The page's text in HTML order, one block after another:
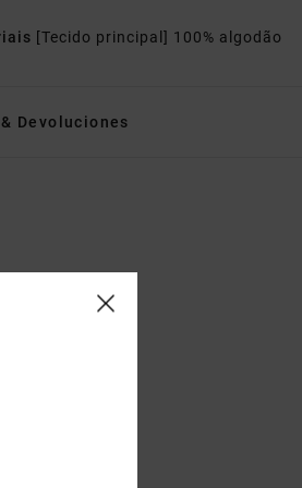
[Tecido principal] 100% algodão
Devoluciones